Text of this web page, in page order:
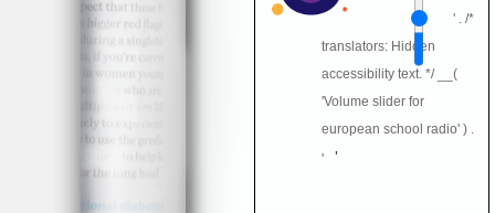
' . /*
translators: Hidden
accessibility text. */ __(
'Volume slider for
european school radio' ) .
'
'